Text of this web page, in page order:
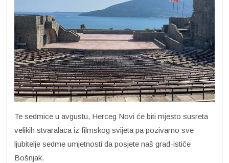
Te sedmice u avgustu, Herceg Novi će biti mjesto susreta
velikih stvaralaca iz filmskog svijeta pa pozivamo sve
ljubitelje sedme umjetnosti da posjete naš grad-ističe
Bošnjak.